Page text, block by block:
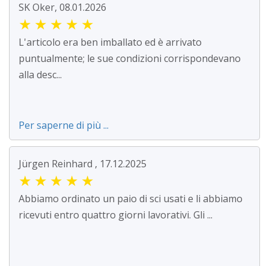
SK Oker, 08.01.2026
★ ★ ★ ★ ★
L'articolo era ben imballato ed è arrivato
puntualmente; le sue condizioni corrispondevano
alla desc...
Per saperne di più ...
Jürgen Reinhard , 17.12.2025
★ ★ ★ ★ ★
Abbiamo ordinato un paio di sci usati e li abbiamo
ricevuti entro quattro giorni lavorativi. Gli ...